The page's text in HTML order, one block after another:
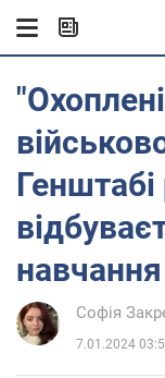
"Охоплені
Софія
7.01.2024